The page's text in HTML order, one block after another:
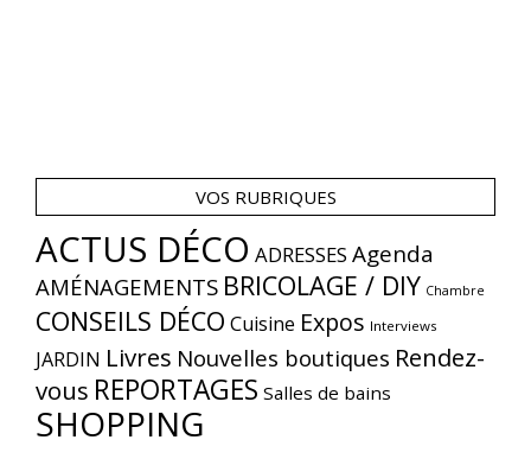
VOS RUBRIQUES
ACTUS DÉCO ADRESSES Agenda
AMÉNAGEMENTS BRICOLAGE / DIY Chambre
CONSEILS DÉCO Cuisine Expos Interviews
JARDIN Livres Nouvelles boutiques Rendez-
vous REPORTAGES Salles de bains
SHOPPING